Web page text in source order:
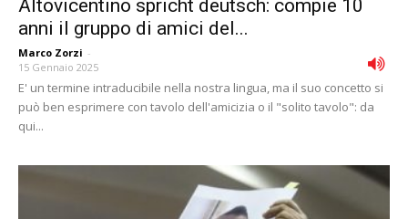
Altovicentino spricht deutsch: compie 10
anni il gruppo di amici del...
Marco Zorzi -
15 Gennaio 2025
E' un termine intraducibile nella nostra lingua, ma il suo concetto si
può ben esprimere con tavolo dell'amicizia o il "solito tavolo": da
qui...